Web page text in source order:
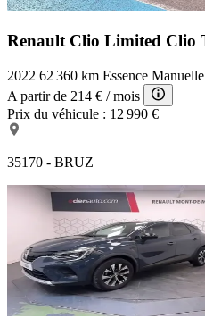
Renault Clio Limited Clio
2022 62 360 km Essence Manuelle
A partir de 214 € / mois
Prix du véhicule : 12 990 €
35170 - BRUZ